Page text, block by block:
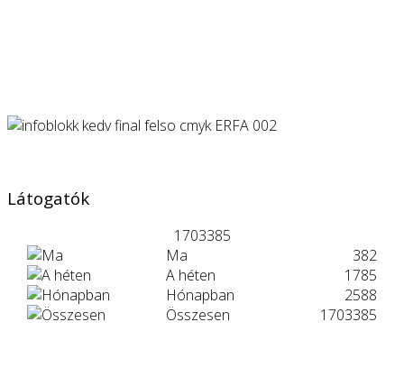
Látogatók
1703385
Ma
382
A héten
1785
Hónapban
2588
Összesen
1703385